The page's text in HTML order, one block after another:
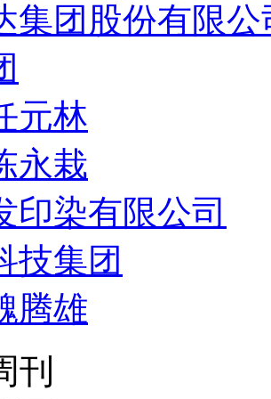
集团股份有限公
元林
永栽
印染有限公司
技集团
腾雄
刊